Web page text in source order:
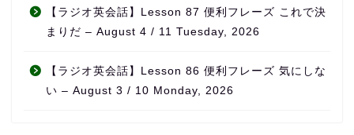
【ラジオ英会話】Lesson 87 便利フレーズ これで決
まりだ – August 4 / 11 Tuesday, 2026
【ラジオ英会話】Lesson 86 便利フレーズ 気にしな
い – August 3 / 10 Monday, 2026